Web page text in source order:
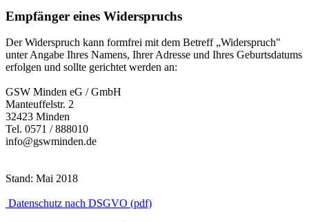
Empfänger eines Widerspruchs
Der Widerspruch kann formfrei mit dem Betreff „Widerspruch"
unter Angabe Ihres Namens, Ihrer Adresse und Ihres Geburtsdatums
erfolgen und sollte gerichtet werden an:
GSW Minden eG / GmbH
Manteuffelstr. 2
32423 Minden
Tel. 0571 / 888010
info@gswminden.de
Stand: Mai 2018
Datenschutz nach DSGVO (pdf)